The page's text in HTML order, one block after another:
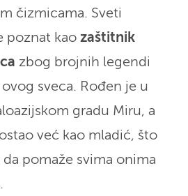
čizmicama. Sveti
poznat kao zaštitnik
zbog brojnih legendi
sveca. Rođen je u
gradu Miru, a
već kao mladić, što
pomaže svima onima